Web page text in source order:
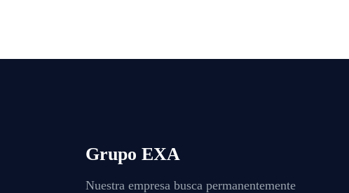
Grupo EXA
Nuestra empresa busca permanentemente